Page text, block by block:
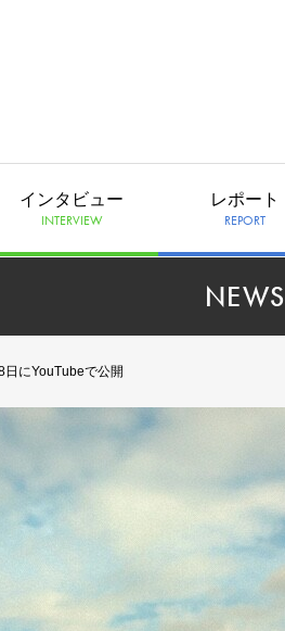
インタビュー
INTERVIEW
レポート
REPORT
NEWS
日にYouTubeで公開